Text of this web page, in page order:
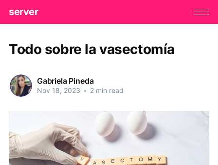
server
Todo sobre la vasectomía
Gabriela Pineda
Nov 18, 2023 • 2 min read